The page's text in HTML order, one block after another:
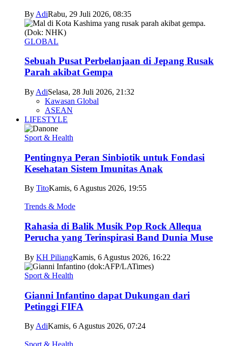
By AdiRabu, 29 Juli 2026, 08:35
GLOBAL
Sebuah Pusat Perbelanjaan di Jepang Rusak
Parah akibat Gempa
By AdiSelasa, 28 Juli 2026, 21:32
Kawasan Global
ASEAN
LIFESTYLE
Sport & Health
Pentingnya Peran Sinbiotik untuk Fondasi
Kesehatan Sistem Imunitas Anak
By TitoKamis, 6 Agustus 2026, 19:55
Trends & Mode
Rahasia di Balik Musik Pop Rock Allequa
Perucha yang Terinspirasi Band Dunia Muse
By KH PiliangKamis, 6 Agustus 2026, 16:22
Sport & Health
Gianni Infantino dapat Dukungan dari
Petinggi FIFA
By AdiKamis, 6 Agustus 2026, 07:24